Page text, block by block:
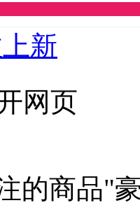
新
网页
的商品"